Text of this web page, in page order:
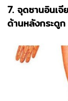
7. จุดซานอินเ
ด้านหลังกระดู